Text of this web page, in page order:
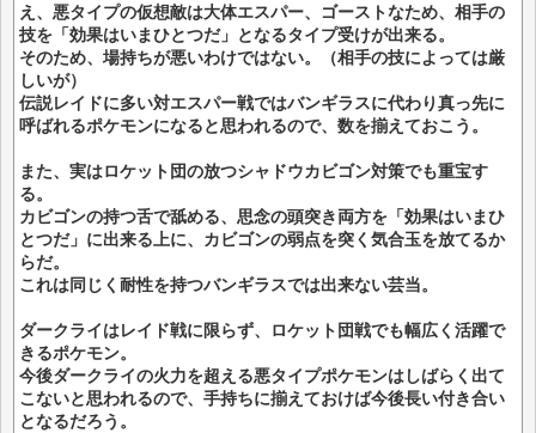
え、悪タイプの仮想敵は大体エスパー、ゴーストなため、相手の
技を「効果はいまひとつだ」となるタイプ受けが出来る。
そのため、場持ちが悪いわけではない。（相手の技によっては厳
しいが）
伝説レイドに多い対エスパー戦ではバンギラスに代わり真っ先に
呼ばれるポケモンになると思われるので、数を揃えておこう。
また、実はロケット団の放つシャドウカビゴン対策でも重宝す
る。
カビゴンの持つ舌で舐める、思念の頭突き両方を「効果はいまひ
とつだ」に出来る上に、カビゴンの弱点を突く気合玉を放てるか
らだ。
これは同じく耐性を持つバンギラスでは出来ない芸当。
ダークライはレイド戦に限らず、ロケット団戦でも幅広く活躍で
きるポケモン。
今後ダークライの火力を超える悪タイプポケモンはしばらく出て
こないと思われるので、手持ちに揃えておけば今後長い付き合い
となるだろう。